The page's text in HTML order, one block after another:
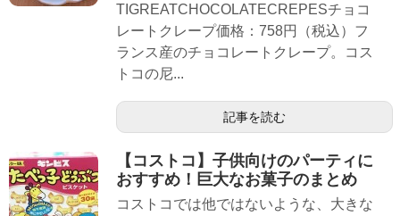
TIGREATCHOCOLATECREPESチョコ
レートクレープ価格：758円（税込）フ
ランス産のチョコレートクレープ。コス
トコの尼...
記事を読む
【コストコ】子供向けのパーティに
おすすめ！巨大なお菓子のまとめ
コストコでは他ではないような、大きな